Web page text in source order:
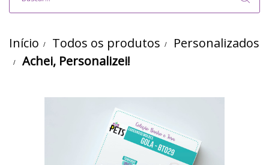
Início Todos os produtos
Personalizados
Achei, Personalizei!